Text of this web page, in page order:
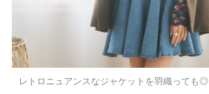
レトロニュアンスなジャケットを羽織っても◎